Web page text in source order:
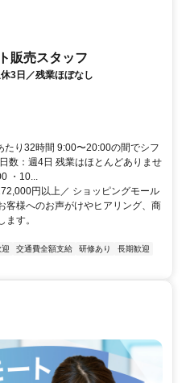
販売スタッフ
3日／残業ほぼなし
たり32時間 9:00〜20:00の間でシフ
数：週4日 残業はほとんどありませ
・10...
円以上／ ショッピングモール
客様へのお声がけやヒアリング、商
す。
交通費全額支給 研修あり
長期歓迎